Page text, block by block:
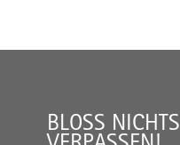
BLOSS NICHTS V